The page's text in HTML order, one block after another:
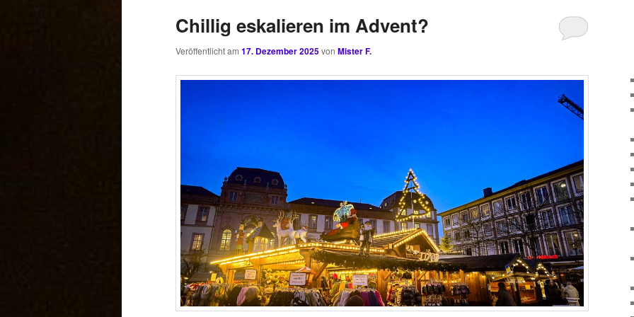
Chillig eskalieren im Advent?
Veröffentlicht am 17. Dezember 2025von Mister F.